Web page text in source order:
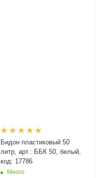
Бидон пластиковый 50
литр, арт.: ББК 50, белый,
код: 17786
Много